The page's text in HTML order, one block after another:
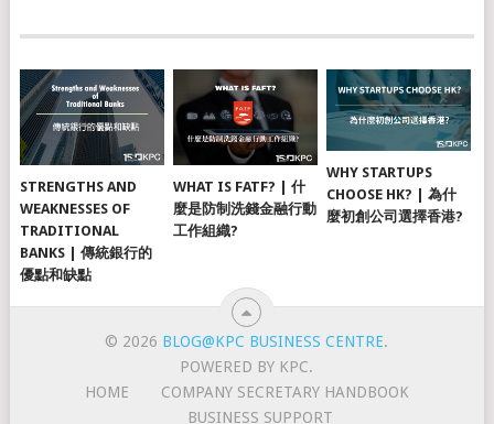
STRENGTHS AND
WEAKNESSES OF
TRADITIONAL
BANKS | 傳統銀行的
優點和缺點
WHAT IS FATF? | 什
麼是防制洗錢金融行動
工作組織?
WHY STARTUPS
CHOOSE HK? | 為什
麼初創公司選擇香港?
© 2026 BLOG@KPC BUSINESS CENTRE.
POWERED BY KPC.
HOME
COMPANY SECRETARY HANDBOOK
BUSINESS SUPPORT